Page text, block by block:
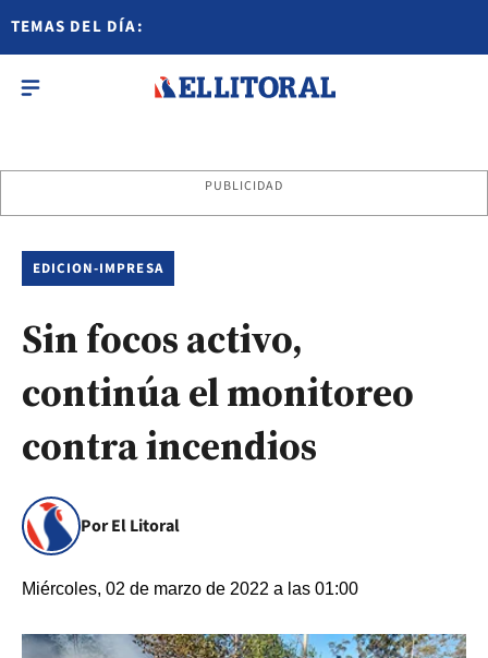
TEMAS DEL DÍA:
PUBLICIDAD
EDICION-IMPRESA
Sin focos activo,
continúa el monitoreo
contra incendios
Por El Litoral
Miércoles, 02 de marzo de 2022 a las 01:00